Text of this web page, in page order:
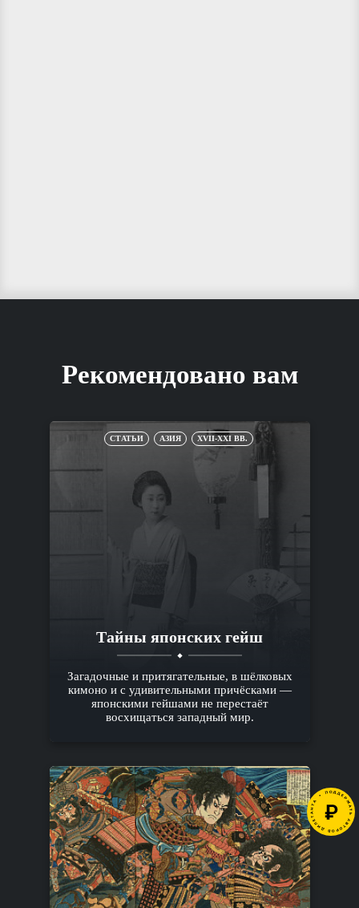
Рекомендовано вам
СТАТЬИ АЗИЯ XVII-XXI ВВ.
Тайны японских гейш
Загадочные и притягательные, в шёлковых
кимоно и с удивительными причёсками —
японскими гейшами не перестаёт
восхищаться западный мир.